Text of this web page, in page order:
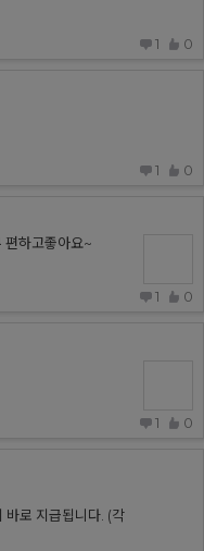
1 0
1 0
편하고좋아요~
1 0
1 0
로 지급됩니다. (각